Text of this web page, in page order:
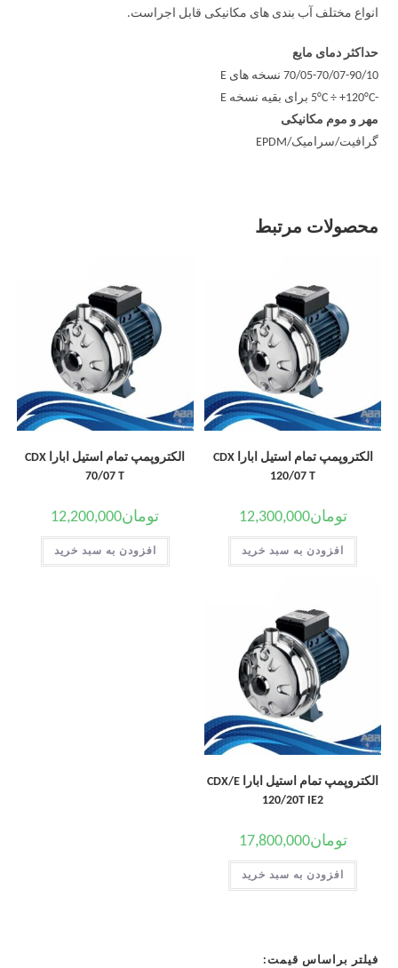
انواع مختلف آب بندی های مکانیکی قابل اجراست.
حداکثر دمای مایع
70/05-70/07-90/10 نسخه های E
-5°C ÷ +120°C برای بقیه نسخه E
مهر و موم مکانیکی
گرافیت/سرامیک/EPDM
محصولات مرتبط
الکتروپمپ تمام استیل ابارا CDX
120/07 T
تومان12,300,000
افزودن به سبد خرید
الکتروپمپ تمام استیل ابارا CDX
70/07 T
تومان12,200,000
افزودن به سبد خرید
الکتروپمپ تمام استیل ابارا CDX/E
120/20T IE2
تومان17,800,000
افزودن به سبد خرید
فیلتر براساس قیمت: